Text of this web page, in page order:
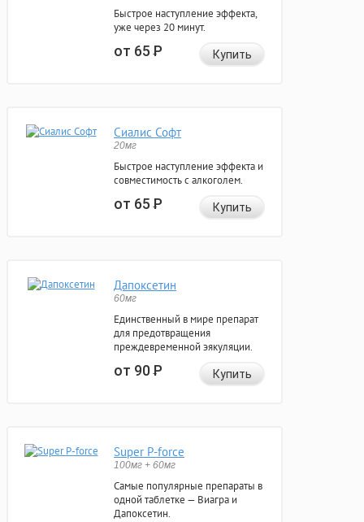
Быстрое наступление эффекта,
уже через 20 минут.
от 65Р Купить
Сиалис Софт
20мг
Быстрое наступление эффекта и
совместимость с алкоголем.
от 65Р Купить
Дапоксетин
60мг
Единственный в мире препарат
для предотвращения
преждевременной эякуляции.
от 90Р Купить
Super P-force
100мг + 60мг
Самые популярные препараты в
одной таблетке — Виагра и
Дапоксетин.